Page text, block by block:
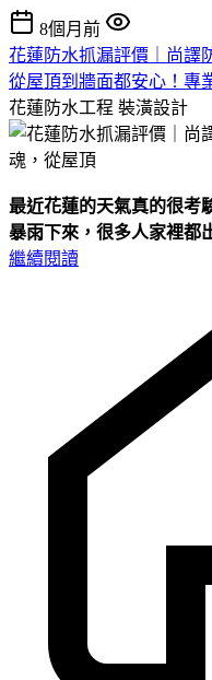
8個月前
花蓮防水抓漏評價｜尚譯
從屋頂到牆面都安心！專
花蓮防水工程 裝潢設計
最近花蓮的天氣真的很考
暴雨下來，很多人家裡
繼續閱讀